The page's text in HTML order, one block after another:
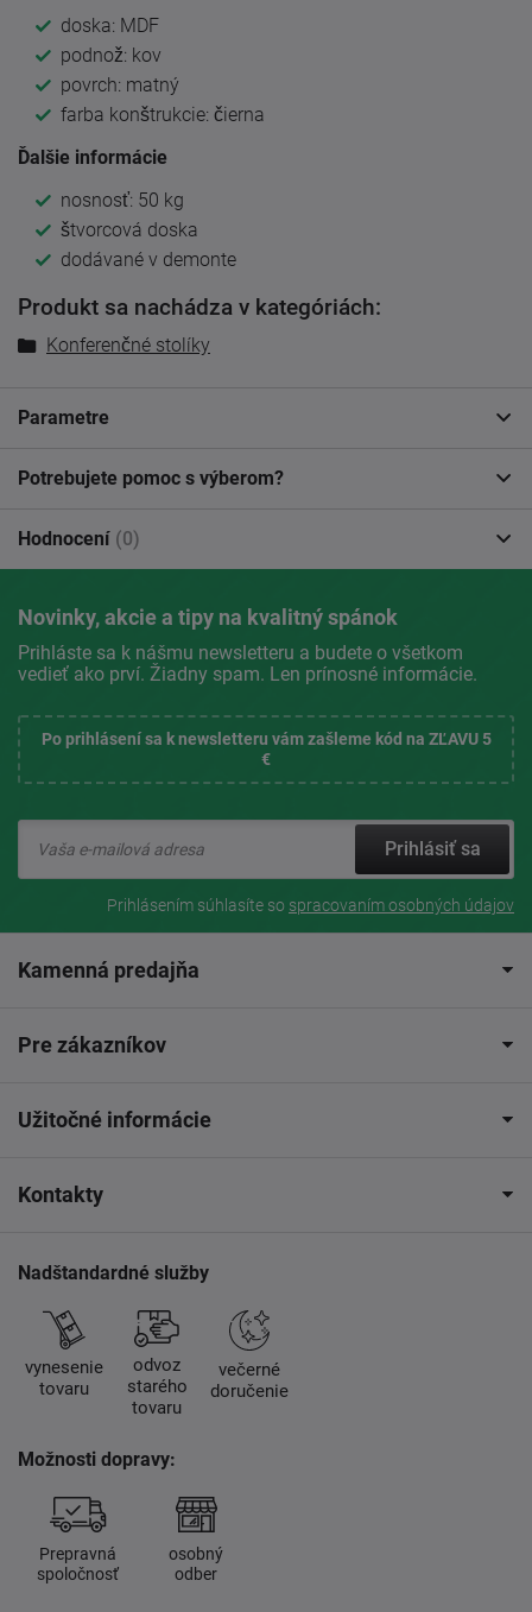
doska: MDF
podnož: kov
povrch: matný
farba konštrukcie: čierna
Ďalšie informácie
nosnosť: 50 kg
štvorcová doska
dodávané v demonte
Produkt sa nachádza v kategóriách:
Konferenčné stolíky
Parametre
Potrebujete pomoc s výberom?
Hodnocení (0)
Novinky, akcie a tipy na kvalitný spánok
Prihláste sa k nášmu newsletteru a budete o všetkom
vedieť ako prví. Žiadny spam. Len prínosné informácie.
Po prihlásení sa k newsletteru vám zašleme kód na ZĽAVU 5
€
Prihlásiť sa
Prihlásením súhlasíte so spracovaním osobných údajov
Kamenná predajňa
Pre zákazníkov
Užitočné informácie
Kontakty
Nadštandardné služby
vynesenie
tovaru
odvoz
starého
tovaru
večerné
doručenie
Možnosti dopravy:
Prepravná
spoločnosť
osobný
odber